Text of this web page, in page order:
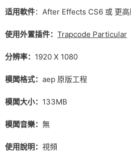
适用軟件：After Effects CS6 或 更高
使用外置插件： Trapcode Particular
分辨率： 1920 X 1080
模闆格式： aep 原版工程
模闆大小： 133MB
模闆音樂： 無
使用說明： 視頻